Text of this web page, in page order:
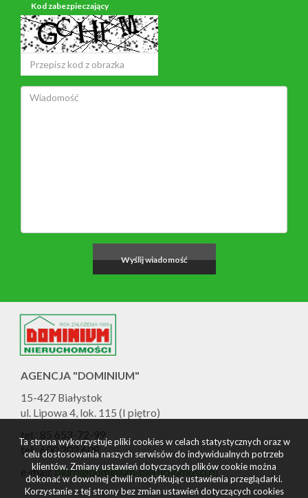
Kod zabezpieczający
AGENCJA "DOMINIUM"
15-427 Białystok
ul. Lipowa 4, lok. 115 (I piętro)
tel.: 85 653-72-99
tel.: 600 202 608
e-mail:biuro@dominium-nieruchomosci.pl
Ta strona wykorzystuje pliki cookies w celach statystycznych oraz w
celu dostosowania naszych serwisów do indywidualnych potrzeb
klientów. Zmiany ustawień dotyczących plików cookie można
dokonać w dowolnej chwili modyfikując ustawienia przeglądarki.
Korzystanie z tej strony bez zmian ustawień dotyczących cookies